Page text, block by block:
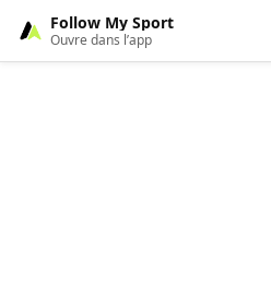
Follow My Sport
Ouvre dans l’app